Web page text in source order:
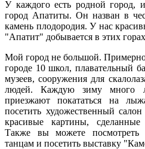
У каждого есть родной
город Апатиты. Он назван в
камень плодородия. У нас
"Апатит" добывается в этих
Мой город не большой.
городе 10 школ, плавательный
музеев, сооружения для
людей. Каждую зиму много
приезжают покататься на
посетить художественный
красивые картины,
Также вы можете посмотреть
танцам и посетить выставку